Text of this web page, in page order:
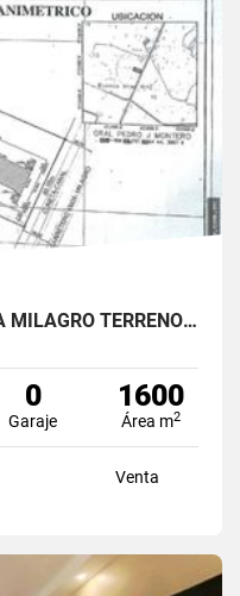
YAGUACHI 2 HECTÁREAS VIA MILAGRO TERRENO INDUSTRIAL EN VENTA
0
Garaje
1600
Área m2
Venta